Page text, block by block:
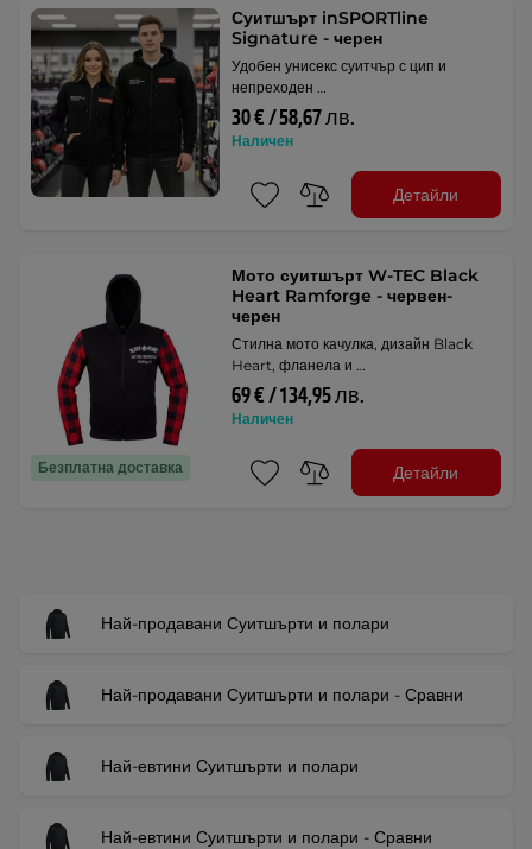
Суитшърт inSPORTline
Signature - черен
Удобен унисекс суитчър с цип и
непреходен …
30 € / 58,67 лв.
Наличен
Детайли
Безплатна доставка
Мото суитшърт W-TEC Black
Heart Ramforge - червен-
черен
Стилна мото качулка, дизайн Black
Heart, фланела и …
69 € / 134,95 лв.
Наличен
Детайли
Най-продавани Суитшърти и полари
Най-продавани Суитшърти и полари - Сравни
Най-евтини Суитшърти и полари
Най-евтини Суитшърти и полари - Сравни